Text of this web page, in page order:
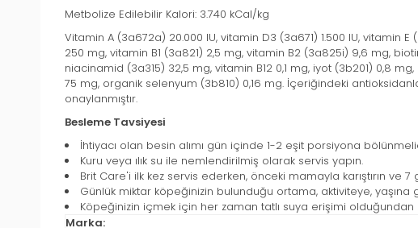
Metbolize Edilebilir Kalori: 3.740 kCal/kg
Vitamin A (3a672a) 20.000 IU, vitamin D3 (3a671) 1.500 IU, vitamin
250 mg, vitamin B1 (3a821) 2,5 mg, vitamin B2 (3a825i) 9,6 mg,
niacinamid (3a315) 32,5 mg, vitamin B12 0,1 mg, iyot (3b201) 0,8
75 mg, organik selenyum (3b810) 0,16 mg. İçeriğindeki
onaylanmıştır.
Besleme Tavsiyesi
İhtiyacı olan besin alımı gün içinde 1-2 eşit porsiyona
Kuru veya ılık su ile nemlendirilmiş olarak servis yapın.
Brit Care'i ilk kez servis ederken, önceki mamayla karıştırın ve
Günlük miktar köpeğinizin bulunduğu ortama, aktiviteye,
Köpeğinizin içmek için her zaman tatlı suya erişimi olduğundan
Marka: